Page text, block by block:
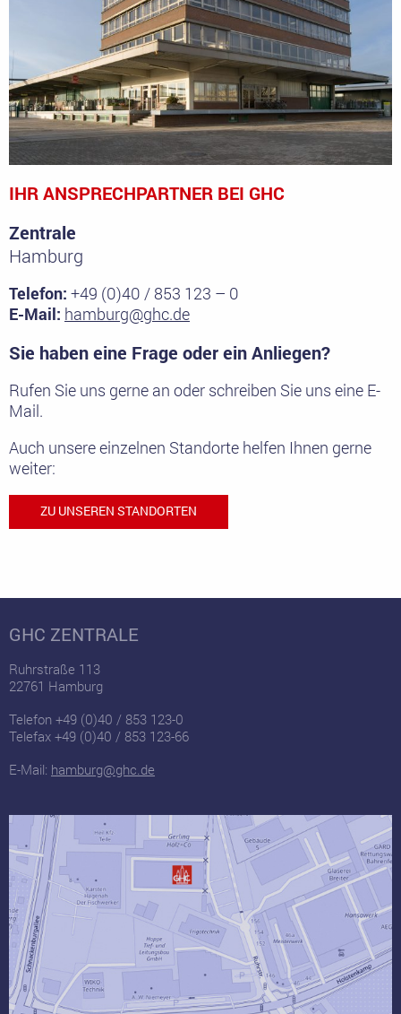
IHR ANSPRECHPARTNER BEI GHC
Zentrale
Hamburg
Telefon: +49 (0)40 / 853 123 – 0
E-Mail: hamburg@ghc.de
Sie haben eine Frage oder ein Anliegen?
Rufen Sie uns gerne an oder schreiben Sie uns eine E-
Mail.
Auch unsere einzelnen Standorte helfen Ihnen gerne
weiter:
ZU UNSEREN STANDORTEN
GHC ZENTRALE
Ruhrstraße 113
22761 Hamburg
Telefon +49 (0)40 / 853 123-0
Telefax +49 (0)40 / 853 123-66
E-Mail: hamburg@ghc.de